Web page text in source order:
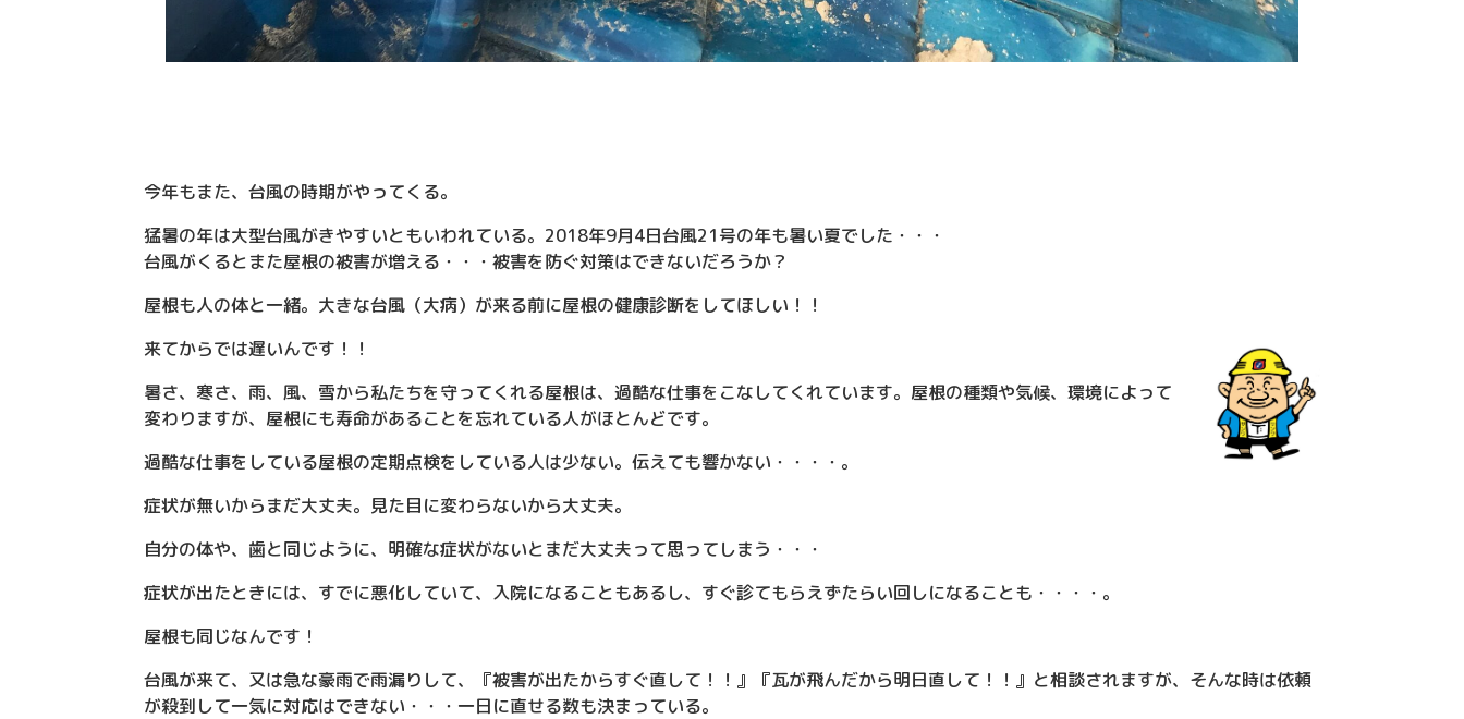
今年もまた、台風の時期がやってくる。
猛暑の年は大型台風がきやすいともいわれている。2018年9月4日台風21号の年も暑い夏でした・・・
台風がくるとまた屋根の被害が増える・・・被害を防ぐ対策はできないだろうか？
屋根も人の体と一緒。大きな台風（大病）が来る前に屋根の健康診断をしてほしい！！
来てからでは遅いんです！！
暑さ、寒さ、雨、風、雪から私たちを守ってくれる屋根は、過酷な仕事をこなしてくれています。屋根の種類や気候、環境によって
変わりますが、屋根にも寿命があることを忘れている人がほとんどです。
過酷な仕事をしている屋根の定期点検をしている人は少ない。伝えても響かない・・・・。
症状が無いからまだ大丈夫。見た目に変わらないから大丈夫。
自分の体や、歯と同じように、明確な症状がないとまだ大丈夫って思ってしまう・・・
症状が出たときには、すでに悪化していて、入院になることもあるし、すぐ診てもらえずたらい回しになることも・・・・。
屋根も同じなんです！
台風が来て、又は急な豪雨で雨漏りして、『被害が出たからすぐ直して！！』『瓦が飛んだから明日直して！！』と相談されますが、そんな時は依頼
が殺到して一気に対応はできない・・・一日に直せる数も決まっている。